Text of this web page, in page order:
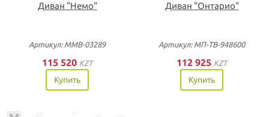
Диван "Немо"
Артикул: ММВ-03289
115 520 KZT
Купить
Диван "Онтарио"
Артикул: МП-ТВ-948600
112 925 KZT
Купить